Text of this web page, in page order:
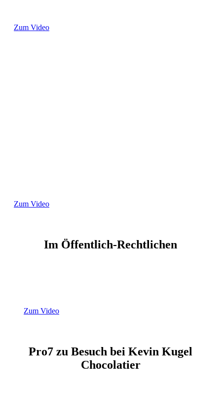
Zum Video
Zum Video
Im Öffentlich-Rechtlichen
Zum Video
Pro7 zu Besuch bei Kevin Kugel
Chocolatier